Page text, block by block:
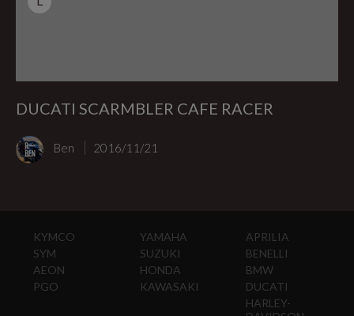
DUCATI SCARMBLER CAFE RACER
Ben 2016/11/21
KYMCO
SYM
AEON
PGO
YAMAHA
SUZUKI
HONDA
KAWASAKI
APRILIA
BENELLI
BMW
DUCATI
HARLEY-